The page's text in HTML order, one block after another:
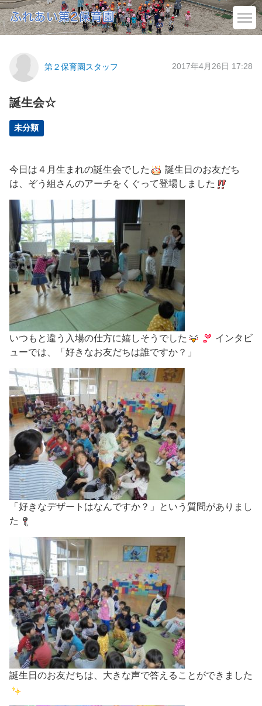
第２保育園スタッフ 2017年4月26日 17:28
誕生会☆
未分類
今日は４月生まれの誕生会でした
誕生日のお友だち
は、ぞう組さんのアーチをくぐって登場しました
いつもと違う入場の仕方に嬉しそうでした
インタビ
ューでは、「好きなお友だちは誰ですか？」
「好きなデザートはなんですか？」という質問がありまし
た
誕生日のお友だちは、大きな声で答えることができました